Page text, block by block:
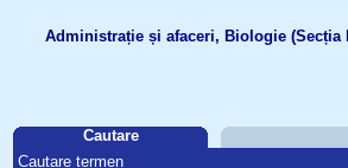
Administrație și afaceri, Biologie
Cautare
Cautare termen